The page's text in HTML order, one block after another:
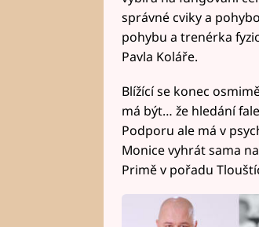
správné cviky a
pohybu a trenérka
Pavla Koláře.
Blížící se konec
má být… že hledání
Podporu ale má v
Monice vyhrát sama
Primě v pořadu